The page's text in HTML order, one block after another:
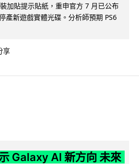
加貼提示貼紙，重申官方 7 月已公布
產新遊戲實體光碟。分析師預期 PS6
享
Galaxy AI 新方向 未來